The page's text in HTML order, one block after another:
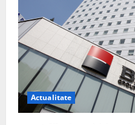
Actualitate